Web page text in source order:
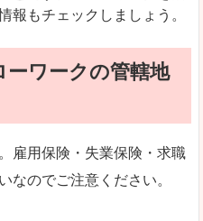
報もチェックしましょう。
ワークの管轄地
雇用保険・失業保険・求職
なのでご注意ください。